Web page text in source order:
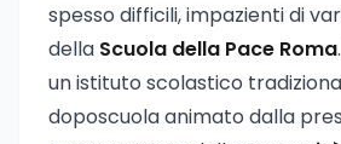
spesso difficili, impazienti di
della Scuola della Pace Roma
un istituto scolastico
doposcuola animato dalla